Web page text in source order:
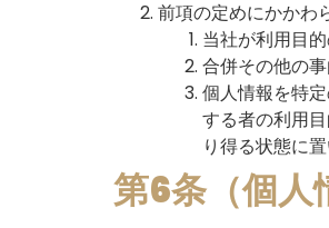
前項の定めにかかわ
当社が利用目
合併その他の
個人情報を特
する者の利用
り得る状態に
第6条（個人